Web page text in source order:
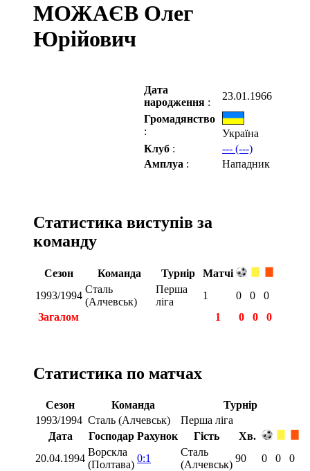
МОЖАЄВ Олег
Юрійович
Дата
народження :
23.01.1966
Громадянство
:
Україна
Клуб :
--- (---)
Амплуа : Нападник
Статистика виступів за
команду
Сезон Команда Турнір
Матчі
1993/1994
Сталь
(Алчевськ)
Перша
ліга
1 0 0
0
Загалом
1 0 0 0
Статистика по матчах
Сезон Команда
Турнір
1993/1994 Сталь (Алчевськ)
Перша ліга
Дата
Господар Рахунок Гість
Хв.
20.04.1994
Ворскла
(Полтава)
0:1
Сталь
(Алчевськ)
90 0 0
0